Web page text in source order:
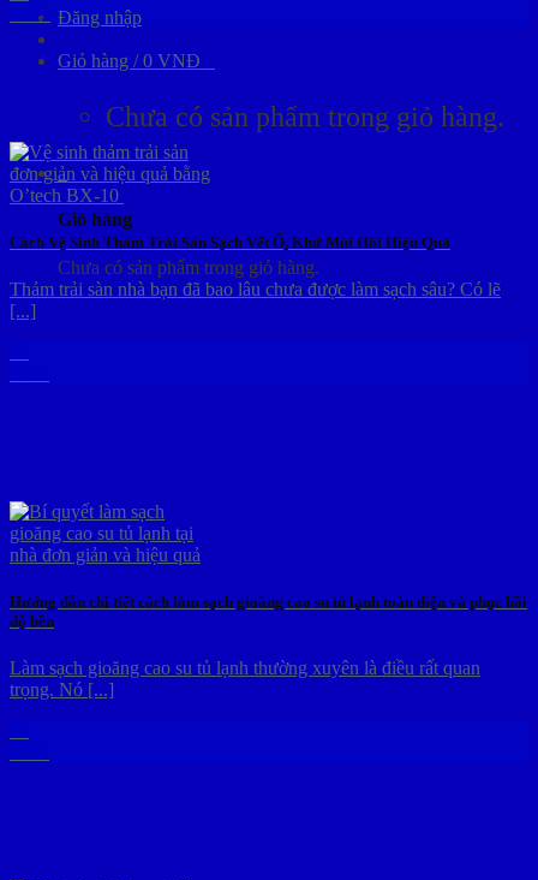
Đăng nhập
Giỏ hàng /0 VNĐ
Chưa có sản phẩm trong giỏ hàng.
0
Giỏ hàng
Chưa có sản phẩm trong giỏ hàng.
Th12
Cách Vệ Sinh Thảm Trải Sàn Sạch Vết Ố, Khử Mùi Hôi Hiệu Quả
Thảm trải sàn nhà bạn đã bao lâu chưa được làm sạch sâu? Có lẽ
[...]
Hướng dẫn chi tiết cách làm sạch gioăng cao su tủ lạnh toàn diện và phục hồi
độ bền
Làm sạch gioăng cao su tủ lạnh thường xuyên là điều rất quan
trọng. Nó [...]